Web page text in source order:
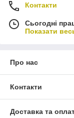
Контакти
Сьогодні
Показати
Про нас
Контакти
Доставка та